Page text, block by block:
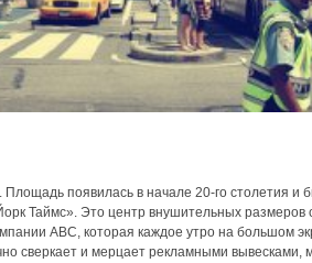
появилась в начале 20-го столетия и
Таймс». Это центр внушительных размеров
АВС, которая каждое утро на большом
сверкает и мерцает рекламными вывесками,